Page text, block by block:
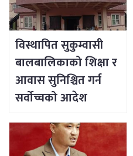
विस्थापित सुकुम्वासी
बालबालिकाको शिक्षा र
आवास सुनिश्चित गर्न
सर्वोच्चको आदेश